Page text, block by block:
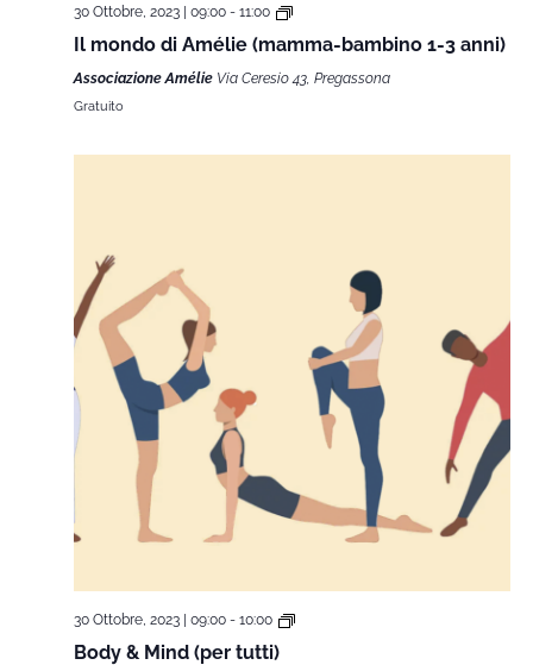
30 Ottobre, 2023 | 09:00- 11:00
Il mondo di Amélie (mamma-bambino 1-3 anni)
Associazione Amélie Via Ceresio 43, Pregassona
Gratuito
30 Ottobre, 2023 | 09:00- 10:00
Body & Mind (per tutti)